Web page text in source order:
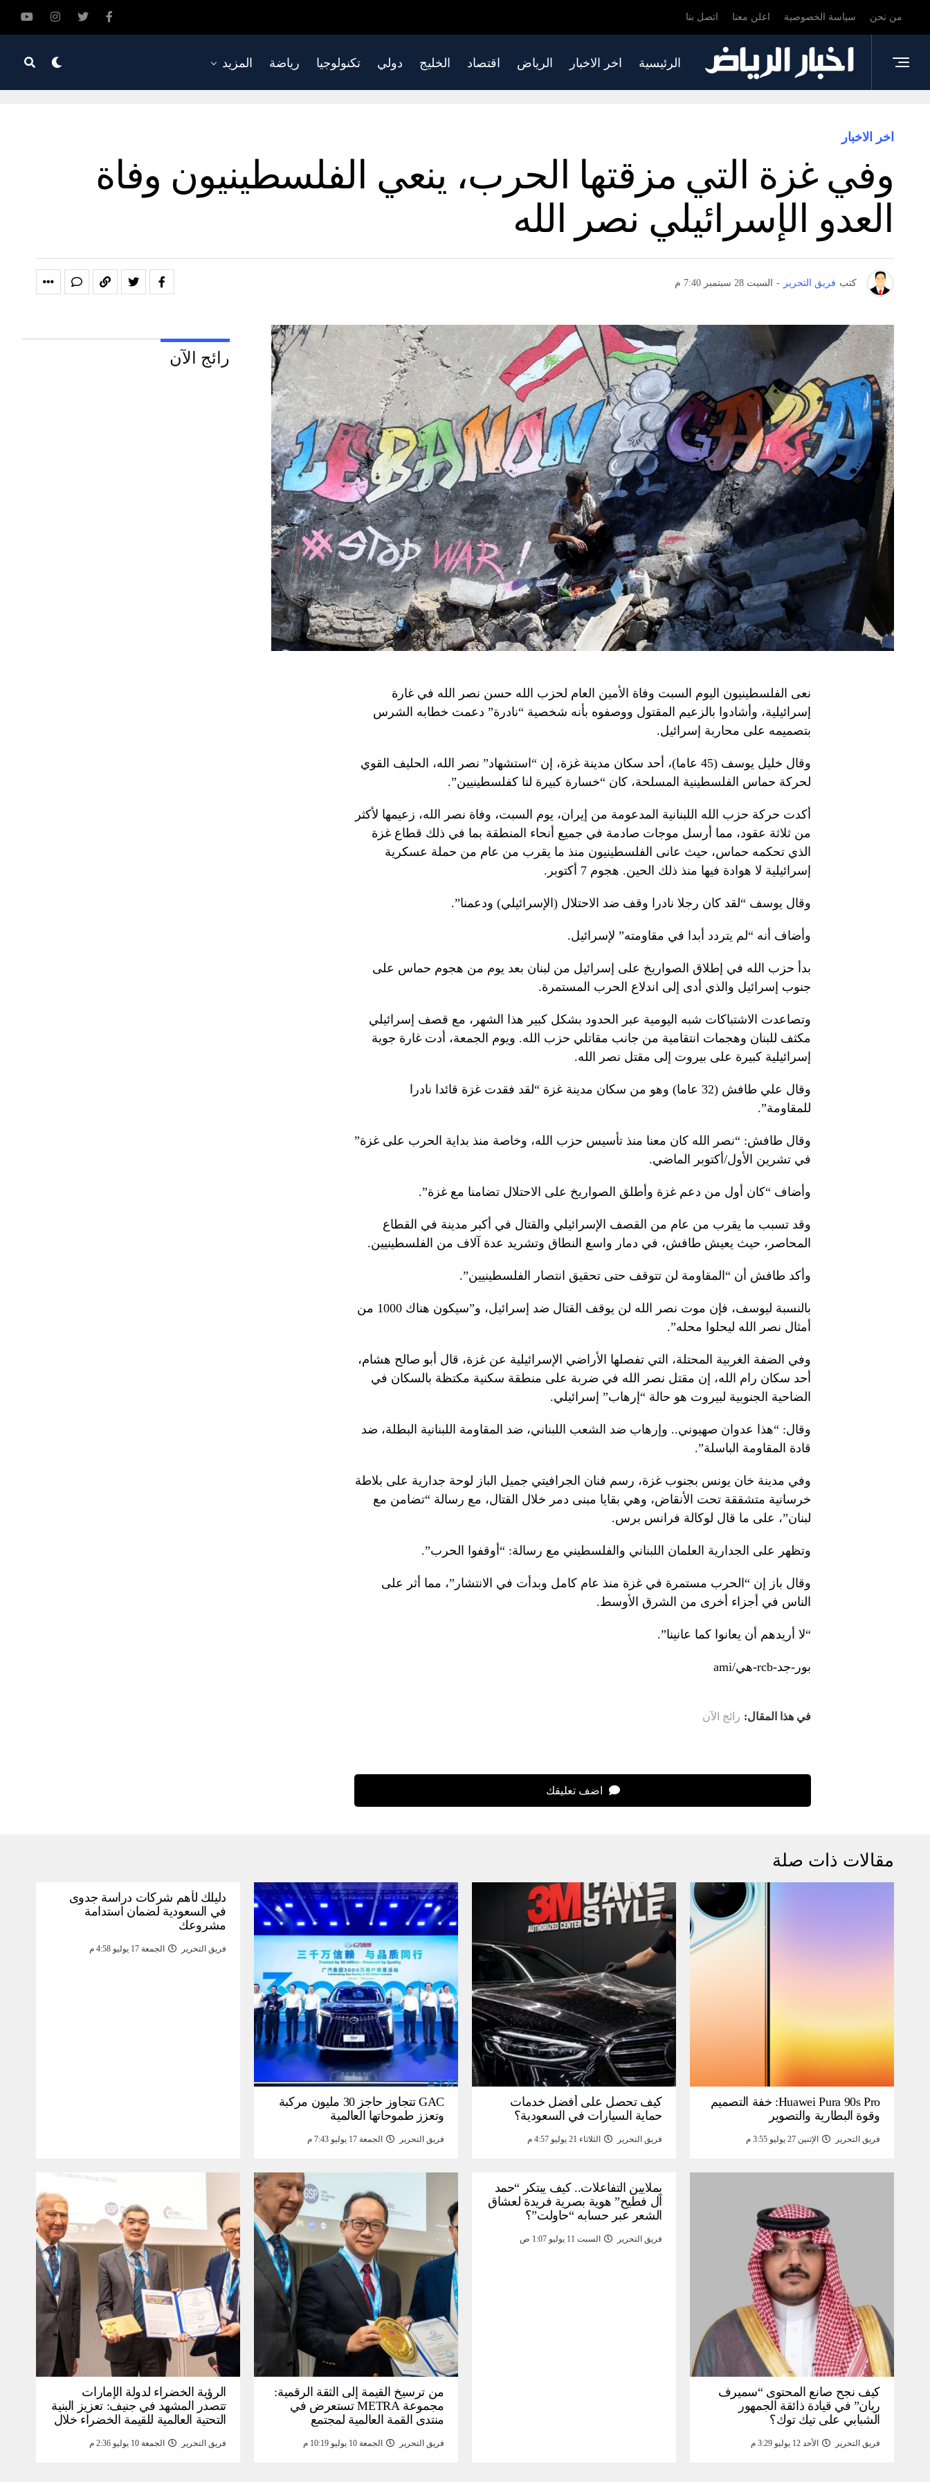
من نحن سياسة الخصوصية اعلن معنا اتصل بنا
الرئيسية اخر الاخبار الرياض اقتصاد الخليج دولي تكنولوجيا رياضة المزيد
اخر الاخبار
وفي غزة التي مزقتها الحرب، ينعي الفلسطينيون وفاة
العدو الإسرائيلي نصر الله
كتب فريق التحرير - السبت 28 سبتمبر 7:40 م
نعى الفلسطينيون اليوم السبت وفاة الأمين العام لحزب الله حسن نصر الله في غارة
إسرائيلية، وأشادوا بالزعيم المقتول ووصفوه بأنه شخصية “نادرة” دعمت خطابه الشرس
بتصميمه على محاربة إسرائيل.
وقال خليل يوسف (45 عاما)، أحد سكان مدينة غزة، إن “استشهاد” نصر الله، الحليف القوي
لحركة حماس الفلسطينية المسلحة، كان “خسارة كبيرة لنا كفلسطينيين”.
أكدت حركة حزب الله اللبنانية المدعومة من إيران، يوم السبت، وفاة نصر الله، زعيمها لأكثر
من ثلاثة عقود، مما أرسل موجات صادمة في جميع أنحاء المنطقة بما في ذلك قطاع غزة
الذي تحكمه حماس، حيث عانى الفلسطينيون منذ ما يقرب من عام من حملة عسكرية
إسرائيلية لا هوادة فيها منذ ذلك الحين. هجوم 7 أكتوبر.
وقال يوسف “لقد كان رجلا نادرا وقف ضد الاحتلال (الإسرائيلي) ودعمنا”.
وأضاف أنه “لم يتردد أبدا في مقاومته” لإسرائيل.
بدأ حزب الله في إطلاق الصواريخ على إسرائيل من لبنان بعد يوم من هجوم حماس على
جنوب إسرائيل والذي أدى إلى اندلاع الحرب المستمرة.
وتصاعدت الاشتباكات شبه اليومية عبر الحدود بشكل كبير هذا الشهر، مع قصف إسرائيلي
مكثف للبنان وهجمات انتقامية من جانب مقاتلي حزب الله. ويوم الجمعة، أدت غارة جوية
إسرائيلية كبيرة على بيروت إلى مقتل نصر الله.
وقال علي طافش (32 عاما) وهو من سكان مدينة غزة “لقد فقدت غزة قائدا نادرا
للمقاومة”.
وقال طافش: “نصر الله كان معنا منذ تأسيس حزب الله، وخاصة منذ بداية الحرب على غزة”
في تشرين الأول/أكتوبر الماضي.
وأضاف “كان أول من دعم غزة وأطلق الصواريخ على الاحتلال تضامنا مع غزة”.
وقد تسبب ما يقرب من عام من القصف الإسرائيلي والقتال في أكبر مدينة في القطاع
المحاصر، حيث يعيش طافش، في دمار واسع النطاق وتشريد عدة آلاف من الفلسطينيين.
وأكد طافش أن “المقاومة لن تتوقف حتى تحقيق انتصار الفلسطينيين”.
بالنسبة ليوسف، فإن موت نصر الله لن يوقف القتال ضد إسرائيل، و”سيكون هناك 1000 من
أمثال نصر الله ليحلوا محله”.
وفي الضفة الغربية المحتلة، التي تفصلها الأراضي الإسرائيلية عن غزة، قال أبو صالح هشام،
أحد سكان رام الله، إن مقتل نصر الله في ضربة على منطقة سكنية مكتظة بالسكان في
الضاحية الجنوبية لبيروت هو حالة “إرهاب” إسرائيلي.
وقال: “هذا عدوان صهيوني.. وإرهاب ضد الشعب اللبناني، ضد المقاومة اللبنانية البطلة، ضد
قادة المقاومة الباسلة”.
وفي مدينة خان يونس بجنوب غزة، رسم فنان الجرافيتي جميل الباز لوحة جدارية على بلاطة
خرسانية متشققة تحت الأنقاض، وهي بقايا مبنى دمر خلال القتال، مع رسالة “تضامن مع
لبنان”، على ما قال لوكالة فرانس برس.
وتظهر على الجدارية العلمان اللبناني والفلسطيني مع رسالة: “أوقفوا الحرب”.
وقال باز إن “الحرب مستمرة في غزة منذ عام كامل وبدأت في الانتشار”، مما أثر على
الناس في أجزاء أخرى من الشرق الأوسط.
“لا أريدهم أن يعانوا كما عانينا”.
بور-جد-rcb-هي/ami
في هذا المقال: رائج الآن
اضف تعليقك
رائج الآن
مقالات ذات صلة
Huawei Pura 90s Pro: خفة التصميم
وقوة البطارية والتصوير
فريق التحرير الإثنين 27 يوليو 3:55 م
كيف تحصل على أفضل خدمات
حماية السيارات في السعودية؟
فريق التحرير الثلاثاء 21 يوليو 4:57 م
GAC تتجاوز حاجز 30 مليون مركبة
وتعزز طموحاتها العالمية
فريق التحرير الجمعة 17 يوليو 7:43 م
دليلك لأهم شركات دراسة جدوى
في السعودية لضمان استدامة
مشروعك
فريق التحرير الجمعة 17 يوليو 4:58 م
كيف نجح صانع المحتوى “سميرف
ريان” في قيادة ذائقة الجمهور
الشبابي على تيك توك؟
فريق التحرير الأحد 12 يوليو 3:29 م
بملايين التفاعلات.. كيف يبتكر “حمد
آل فطيح” هوية بصرية فريدة لعشاق
الشعر عبر حسابه “حاولت”؟
فريق التحرير السبت 11 يوليو 1:07 ص
من ترسيخ القيمة إلى الثقة الرقمية:
مجموعة METRA تستعرض في
منتدى القمة العالمية لمجتمع
تحتية للأصول الرقمية المدعومة
فريق التحرير الجمعة 10 يوليو 10:19 م
الرؤية الخضراء لدولة الإمارات
تتصدر المشهد في جنيف: تعزيز البنية
التحتية العالمية للقيمة الخضراء خلال
المعلومات WSIS 2026 وقمة “الذكاء
فريق التحرير الجمعة 10 يوليو 2:36 م